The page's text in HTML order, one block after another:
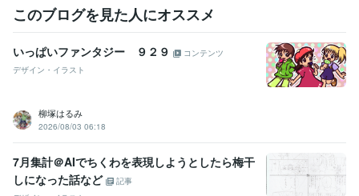
このブログを見た人にオススメ
いっぱいファンタジー ９２９
コンテンツ
デザイン・イラスト
柳塚はるみ
2026/08/03 06:18
7月集計＠AIでちくわを表現しようとしたら梅干
しになった話など
記事